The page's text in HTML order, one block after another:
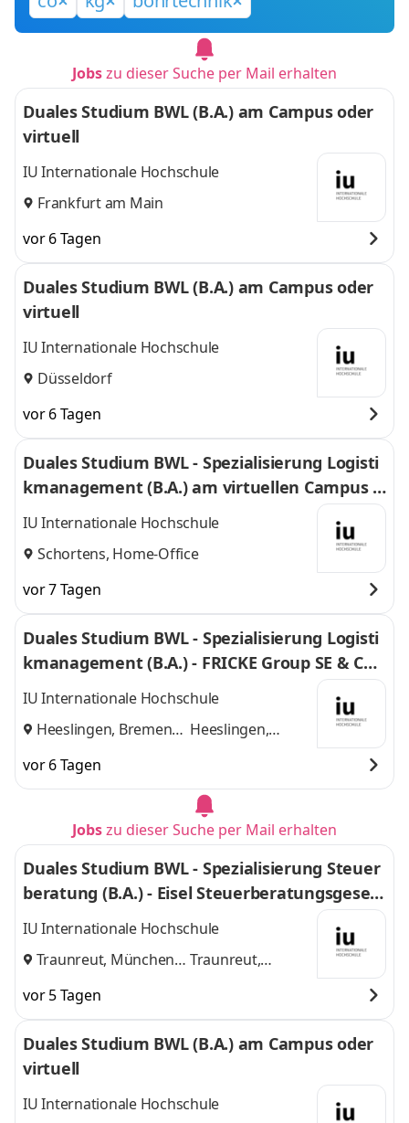
Jobszu dieser Suche per Mail erhalten
Duales Studium BWL (B.A.) am Campus oder
virtuell
IU Internationale Hochschule
Frankfurt am Main
vor 6 Tagen
Duales Studium BWL (B.A.) am Campus oder
virtuell
IU Internationale Hochschule
Düsseldorf
vor 6 Tagen
Duales Studium BWL - Spezialisierung Logisti
kmanagement (B.A.) am virtuellen Campus -
Nordfrost GmbH & Co. KG
IU Internationale Hochschule
Schortens, Home-Office
vor 7 Tagen
Duales Studium BWL - Spezialisierung Logisti
kmanagement (B.A.) - FRICKE Group SE & Co.
KG
IU Internationale Hochschule
Heeslingen, Bremen
Heeslingen,
vor 6 Tagen
Jobszu dieser Suche per Mail erhalten
Duales Studium BWL - Spezialisierung Steuer
beratung (B.A.) - Eisel Steuerberatungsgesell
schaft mbH & Co. KG
IU Internationale Hochschule
Traunreut, München
Traunreut,
vor 5 Tagen
Duales Studium BWL (B.A.) am Campus oder
virtuell
IU Internationale Hochschule